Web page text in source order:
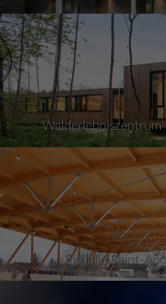
Walderlebniszentrum
Eishalle Saint-